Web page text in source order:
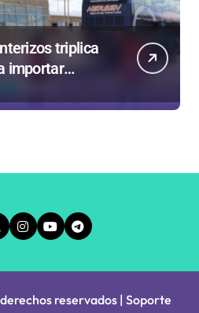
triplica
importar
reservados | Soporte